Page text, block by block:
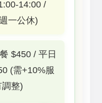
14:00 /
一公休)
$450 / 平日
(需+10%服
整)